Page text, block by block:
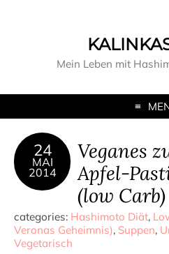
Mein Leben mit
24
MAI
2014
Veganes
Apfel-
(low Carb)
categories: Hashimoto Diät,
Veronas Geheimnis), Suppen,
Vegetarisch